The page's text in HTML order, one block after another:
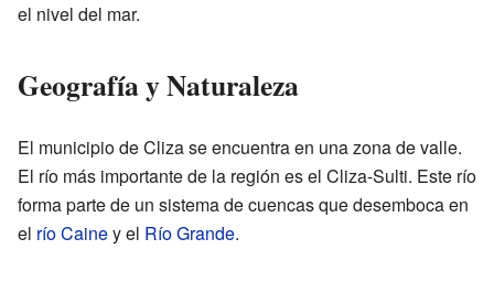
el nivel del mar.
Geografía y Naturaleza
El municipio de Cliza se encuentra en una zona de valle.
El río más importante de la región es el Cliza-Sulti. Este río
forma parte de un sistema de cuencas que desemboca en
el río Cainey el Río Grande.